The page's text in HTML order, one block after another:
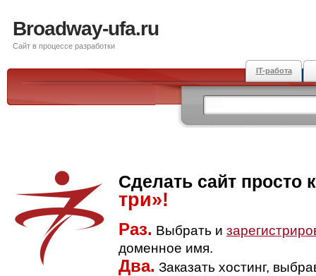
Broadway-ufa.ru
Сайт в процессе разработки
IT-работа
Сделать сайт просто
три»!
Раз. Выбрать и
доменное имя.
Два. Заказать хостинг,